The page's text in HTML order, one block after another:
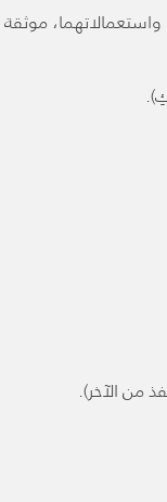
من الآخر).